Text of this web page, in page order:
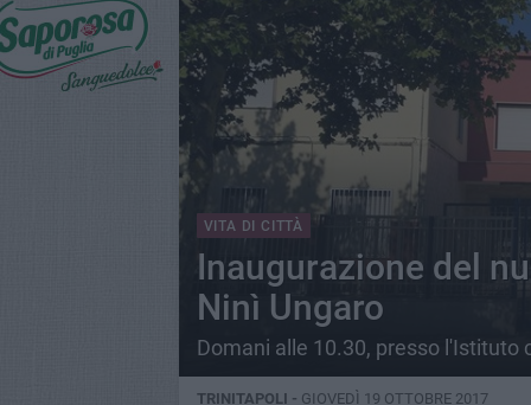
VITA DI CITTÀ
Inaugurazione del
Ninì Ungaro
Domani alle 10.30, presso l'Istituto
TRINITAPOLI - GIOVEDÌ 19 OTTOBRE 2017